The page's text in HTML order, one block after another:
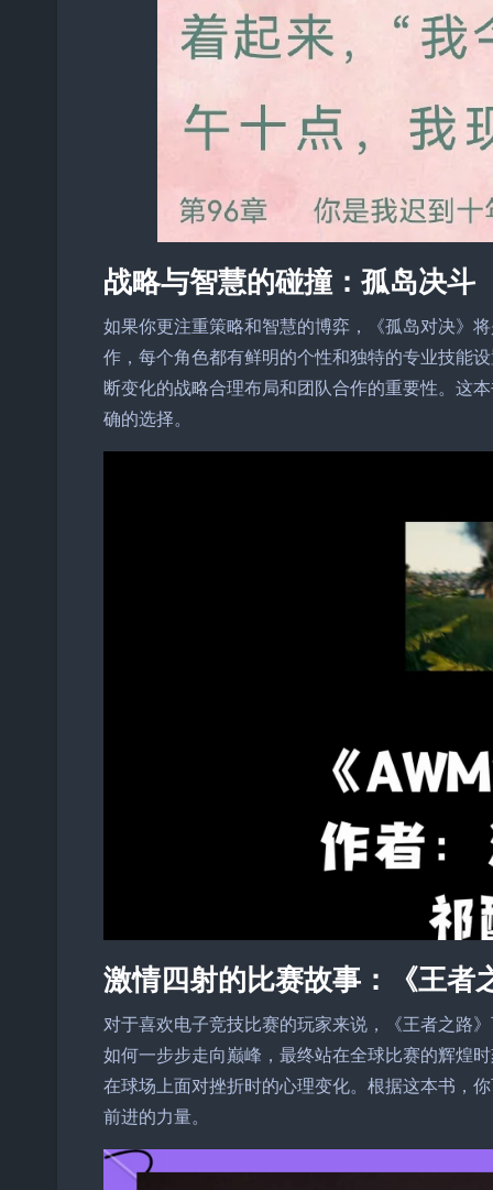
战略与智慧的碰撞：孤岛决斗
如果你更注重策略和智慧的博弈，《孤岛对决》
作，每个角色都有鲜明的个性和独特的专业技能
断变化的战略合理布局和团队合作的重要性。这
确的选择。
激情四射的比赛故事：《王者
对于喜欢电子竞技比赛的玩家来说，《王者之路
如何一步步走向巅峰，最终站在全球比赛的辉煌
在球场上面对挫折时的心理变化。根据这本书，
前进的力量。